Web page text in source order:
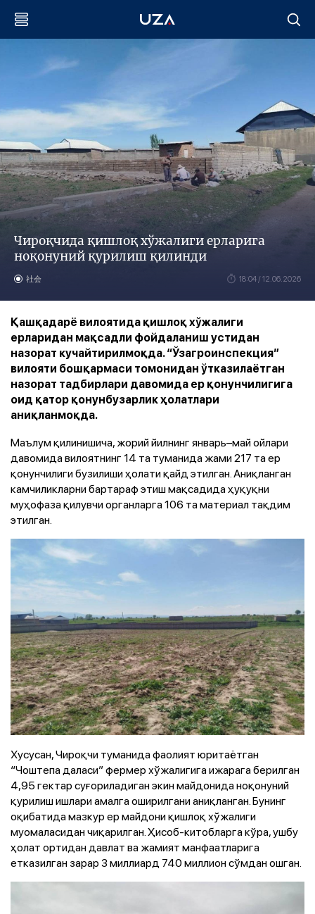
Чироқчида қишлоқ хўжалиги ерларига
ноқонуний қурилиш қилинди
社会 18:04 / 12.06.2026
Қашқадарё вилоятида қишлоқ хўжалиги
ерларидан мақсадли фойдаланиш устидан
назорат кучайтирилмоқда. “Ўзагроинспекция”
вилояти бошқармаси томонидан ўтказилаётган
назорат тадбирлари давомида ер қонунчилигига
оид қатор қонунбузарлик ҳолатлари
аниқланмоқда.
Маълум қилинишича, жорий йилнинг январь–май ойлари
давомида вилоятнинг 14 та туманида жами 217 та ер
қонунчилиги бузилиши ҳолати қайд этилган. Аниқланган
камчиликларни бартараф этиш мақсадида ҳуқуқни
муҳофаза қилувчи органларга 106 та материал тақдим
этилган.
Хусусан, Чироқчи туманида фаолият юритаётган
“Чоштепа даласи” фермер хўжалигига ижарага берилган
4,95 гектар суғориладиган экин майдонида ноқонуний
қурилиш ишлари амалга оширилгани аниқланган. Бунинг
оқибатида мазкур ер майдони қишлоқ хўжалиги
муомаласидан чиқарилган. Ҳисоб-китобларга кўра, ушбу
ҳолат ортидан давлат ва жамият манфаатларига
етказилган зарар 3 миллиард 740 миллион сўмдан ошган.